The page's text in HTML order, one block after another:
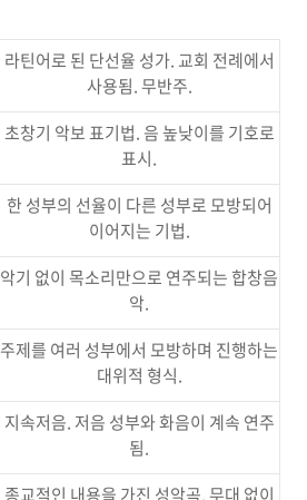
라틴어로 된 단선율 성가. 교회 전례에서
사용됨. 무반주.
초창기 악보 표기법. 음 높낮이를 기호로
표시.
한 성부의 선율이 다른 성부로 모방되어
이어지는 기법.
악기 없이 목소리만으로 연주되는 합창음
악.
주제를 여러 성부에서 모방하며 진행하는
대위적 형식.
지속저음. 저음 성부와 화음이 계속 연주
됨.
종교적인 내용을 가진 성악곡. 무대 없이